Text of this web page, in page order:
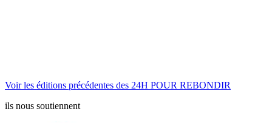
Voir les éditions précédentes des 24H POUR REBONDIR
ils nous soutiennent